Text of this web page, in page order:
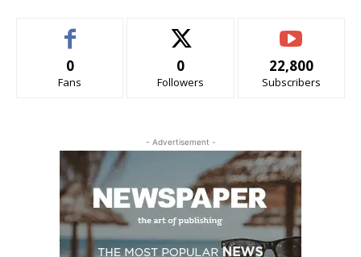
0
Fans
0
Followers
22,800
Subscribers
- Advertisement -